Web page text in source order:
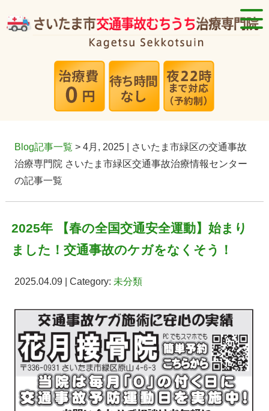
Blog記事一覧 > 4月, 2025 | さいたま市緑区の交通事故
治療専門院 さいたま市緑区交通事故治療情報センター
の記事一覧
2025年 【春の全国交通安全運動】始まり
ました！交通事故のケガをなくそう！
2025.04.09 | Category: 未分類